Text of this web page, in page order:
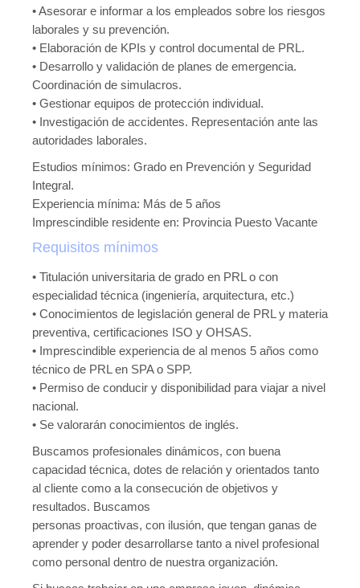
• Asesorar e informar a los empleados sobre los riesgos
laborales y su prevención.
• Elaboración de KPIs y control documental de PRL.
• Desarrollo y validación de planes de emergencia.
Coordinación de simulacros.
• Gestionar equipos de protección individual.
• Investigación de accidentes. Representación ante las
autoridades laborales.
Estudios mínimos: Grado en Prevención y Seguridad
Integral.
Experiencia mínima: Más de 5 años
Imprescindible residente en: Provincia Puesto Vacante
Requisitos mínimos
• Titulación universitaria de grado en PRL o con
especialidad técnica (ingeniería, arquitectura, etc.)
• Conocimientos de legislación general de PRL y materia
preventiva, certificaciones ISO y OHSAS.
• Imprescindible experiencia de al menos 5 años como
técnico de PRL en SPA o SPP.
• Permiso de conducir y disponibilidad para viajar a nivel
nacional.
• Se valorarán conocimientos de inglés.
Buscamos profesionales dinámicos, con buena
capacidad técnica, dotes de relación y orientados tanto
al cliente como a la consecución de objetivos y
resultados. Buscamos
personas proactivas, con ilusión, que tengan ganas de
aprender y poder desarrollarse tanto a nivel profesional
como personal dentro de nuestra organización.